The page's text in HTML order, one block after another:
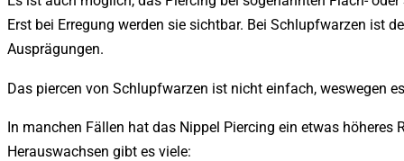
Erst bei Erregung werden sie sichtbar. Bei Schlupfwarzen ist
Ausprägungen.
Das piercen von Schlupfwarzen ist nicht einfach, weswegen
In manchen Fällen hat das Nippel Piercing ein etwas
Herauswachsen gibt es viele: